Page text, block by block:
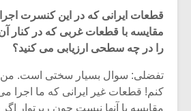
قطعات ایرانی که در این کنسرت
مقایسه با قطعات غربی که در کنار
را در چه سطحی ارزیابی می کنید؟
تفضلی: سوال بسیار سختی است. من
کنم! قطعات غیر ایرانی که ما اجرا
مقایسه با آنها نیست چون رپرتوار
شیش و نیم»
مشهورترین باشی،
بدنام ترین باش